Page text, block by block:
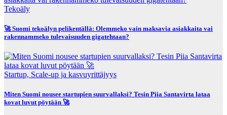
Tekoäly
🚀 Suomi tekoälyn pelikentällä: Olemmeko vain maksavia asiakkaita vai
rakennammeko tulevaisuuden gigatehtaan?
Startup, Scale-up ja kasvuyrittäjyys
Miten Suomi nousee startupien suurvallaksi? Tesin Piia Santavirta lataa
kovat luvut pöytään 🚀